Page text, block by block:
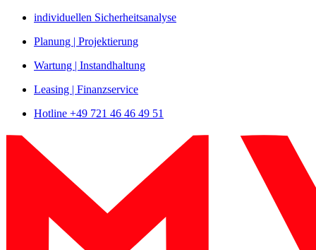
Zum
springen
individuellen Sicherheitsanalyse
Planung | Projektierung
Wartung | Instandhaltung
Leasing | Finanzservice
Hotline +49 721 46 46 49 51